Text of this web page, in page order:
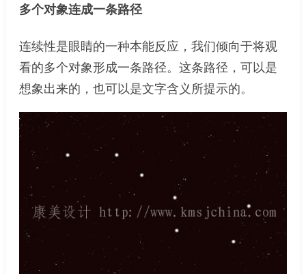
多个对象连成一条路径
连续性是眼睛的一种本能反应，我们倾向于将观
看的多个对象形成一条路径。这条路径，可以是
想象出来的，也可以是文字含义所提示的。